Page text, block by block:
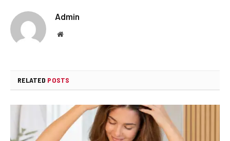
Admin
Website
RELATED POSTS